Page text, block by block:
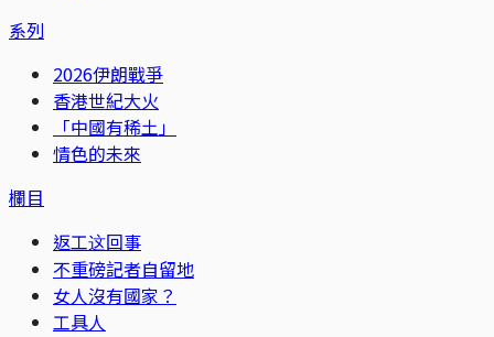
系列
2026伊朗戰爭
香港世紀大火
「中國有稀土」
情色的未來
欄目
返工这回事
不重磅記者自留地
女人沒有國家？
工具人